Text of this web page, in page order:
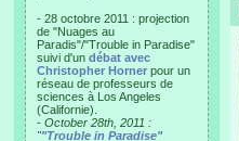
- 28 octobre 2011 : projection
de "Nuages au
Paradis"/"Trouble in Paradise"
suivi d'un débat avec
Christopher Horner pour un
réseau de professeurs de
sciences à Los Angeles
(Californie).
- October 28th, 2011 :
""Trouble in Paradise"